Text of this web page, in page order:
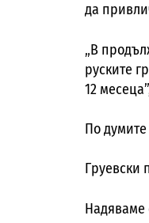
да
„В
руските
12
По
Груевски
Надяваме